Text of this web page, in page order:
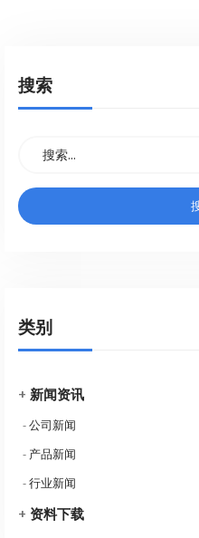
搜索
类别
+ 新闻资讯
-公司新闻
- 产品新闻
-行业新闻
+ 资料下载